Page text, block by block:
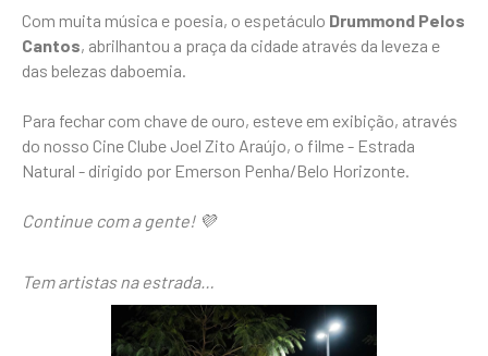
Com muita música e poesia, o espetáculo Drummond Pelos
Cantos, abrilhantou a praça da cidade através da leveza e
das belezas daboemia.
Para fechar com chave de ouro, esteve em exibição, através
do nosso Cine Clube Joel Zito Araújo, o filme - Estrada
Natural - dirigido por Emerson Penha/Belo Horizonte.
Continue com a gente! 💜
Tem artistas na estrada…